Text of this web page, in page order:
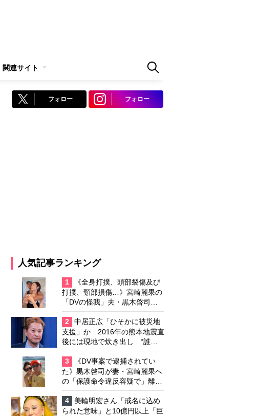
関連サイト
フォロー フォロー
人気記事ランキング
1
《全身打撲、頭部裂傷及び
打撲、頸部損傷…》宮崎麗果の
「DVの怪我」夫・黒木啓司の
逮捕で始まる「夫婦の闘争」
2
中居正広「ひそかに被災地
支援」か 2016年の熊本地震直
後には現地で炊き出し “誰に
も知られなくて良い”と、むし
ろ強まる福祉活動への思い
3
《DV事案で逮捕されてい
た》黒木啓司が妻・宮崎麗果へ
の「保護命令違反容疑で」離婚
協議は「第二ステージ」へ
4
美輪明宏さん「戒名に込め
られた意味」と10億円以上「巨